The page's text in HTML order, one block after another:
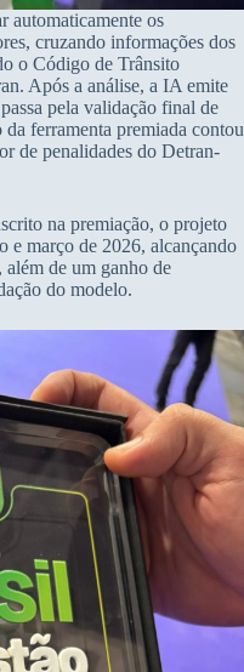
automaticamente os
cruzando informações dos
o Código de Trânsito
Após a análise, a IA emite
pela validação final de
ferramenta premiada contou
de penalidades do Detran-
na premiação, o projeto
e março de 2026, alcançando
de um ganho de
do modelo.